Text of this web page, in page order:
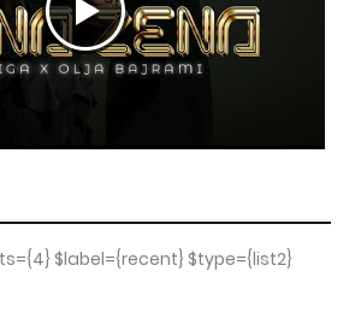
$label={recent} $type={list2}